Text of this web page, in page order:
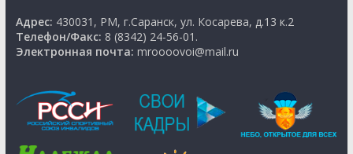
Адрес: 430031, РМ, г.Саранск, ул. Косарева, д.13 к.2
Телефон/Факс: 8 (8342) 24-56-01.
Электронная почта: mroooovoi@mail.ru